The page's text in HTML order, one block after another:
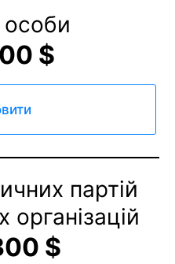
особи
$
партій
$